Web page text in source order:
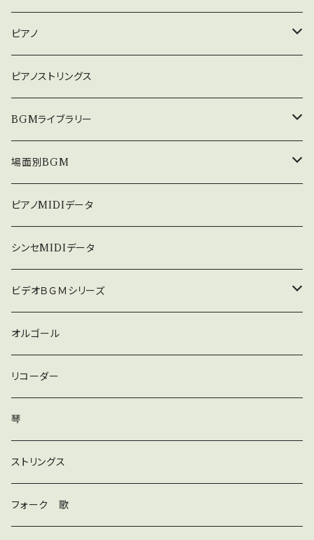
ピアノ
癒しのピアノ
中北利男 夢シリーズ
５０８曲シリーズ
３６０曲シリーズ
ピアノストリングス
BGMライブラリー
オルゴール
場面別BGM
悲しい
暗い
普通
ピアノMIDIデータ
シンセMIDIデータ
ビデオＢＧＭシリーズ
ロック
ラテン
ダンス
和風
京都
ストリングス
オルゴール
リコーダー
琴
ストリングス
フォーク 歌